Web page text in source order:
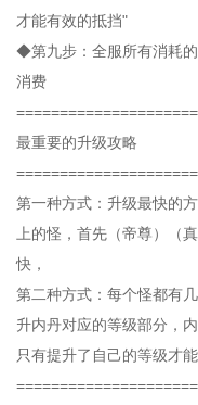
才能有效的抵挡"
◆第九步：全服所有消耗
消费
最重要的升级攻略
第一种方式：升级最快的
上的怪，首先（帝尊）（
快，
第二种方式：每个怪都有
升内丹对应的等级部分，
只有提升了自己的等级才